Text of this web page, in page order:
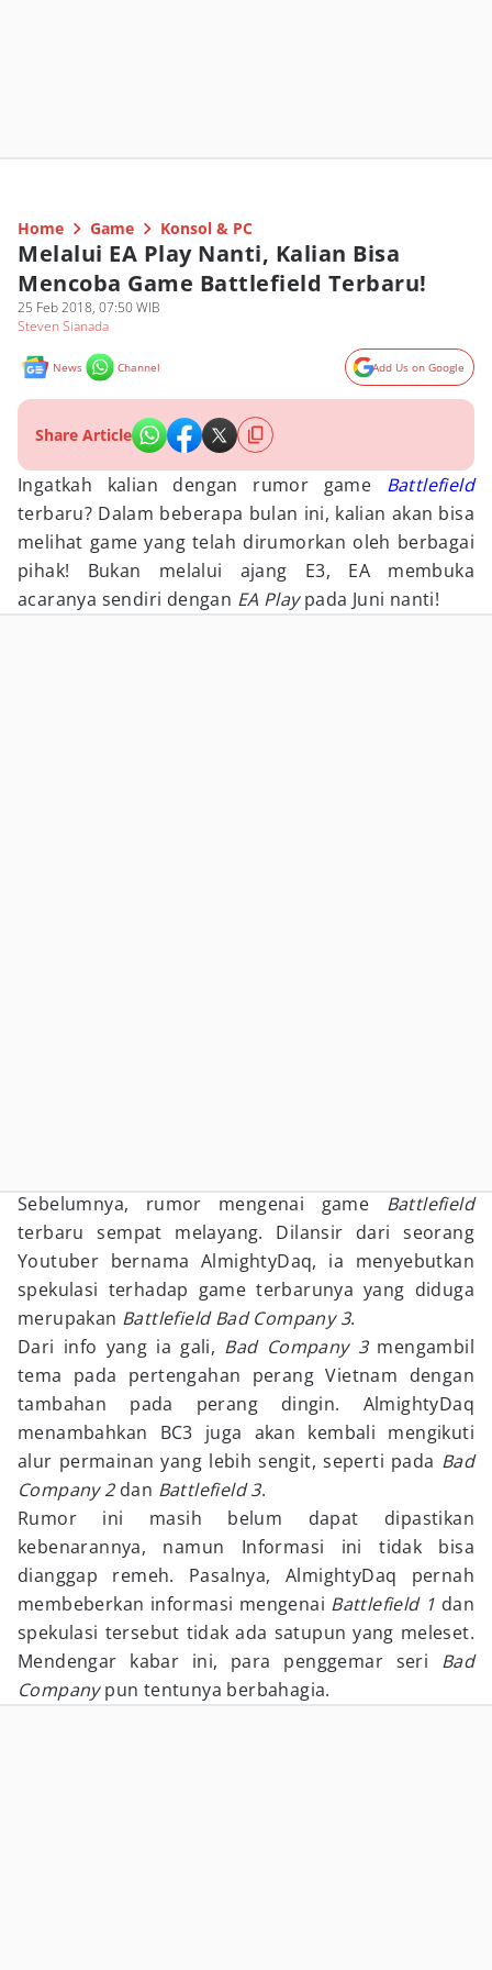
Home Game Konsol & PC
Melalui EA Play Nanti, Kalian Bisa
Mencoba Game Battlefield Terbaru!
25 Feb 2018, 07:50 WIB
Steven Sianada
News Channel Add Us on Google
Share Article
Ingatkah kalian dengan rumor game Battlefield
terbaru? Dalam beberapa bulan ini, kalian akan bisa
melihat game yang telah dirumorkan oleh berbagai
pihak! Bukan melalui ajang E3, EA membuka
acaranya sendiri dengan EA Playpada Juni nanti!
Sebelumnya, rumor mengenai game Battlefield
terbaru sempat melayang. Dilansir dari seorang
Youtuber bernama AlmightyDaq, ia menyebutkan
spekulasi terhadap game terbarunya yang diduga
merupakan Battlefield Bad Company 3.
Dari info yang ia gali, Bad Company 3mengambil
tema pada pertengahan perang Vietnam dengan
tambahan pada perang dingin. AlmightyDaq
menambahkan BC3 juga akan kembali mengikuti
alur permainan yang lebih sengit, seperti pada Bad
Company 2dan Battlefield 3.
Rumor ini masih belum dapat dipastikan
kebenarannya, namun Informasi ini tidak bisa
dianggap remeh. Pasalnya, AlmightyDaq pernah
membeberkan informasi mengenai Battlefield 1 dan
spekulasi tersebut tidak ada satupun yang meleset.
Mendengar kabar ini, para penggemar seri Bad
Companypun tentunya berbahagia.